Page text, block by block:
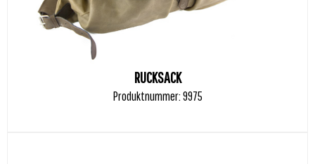
RUCKSACK
Produktnummer: 9975